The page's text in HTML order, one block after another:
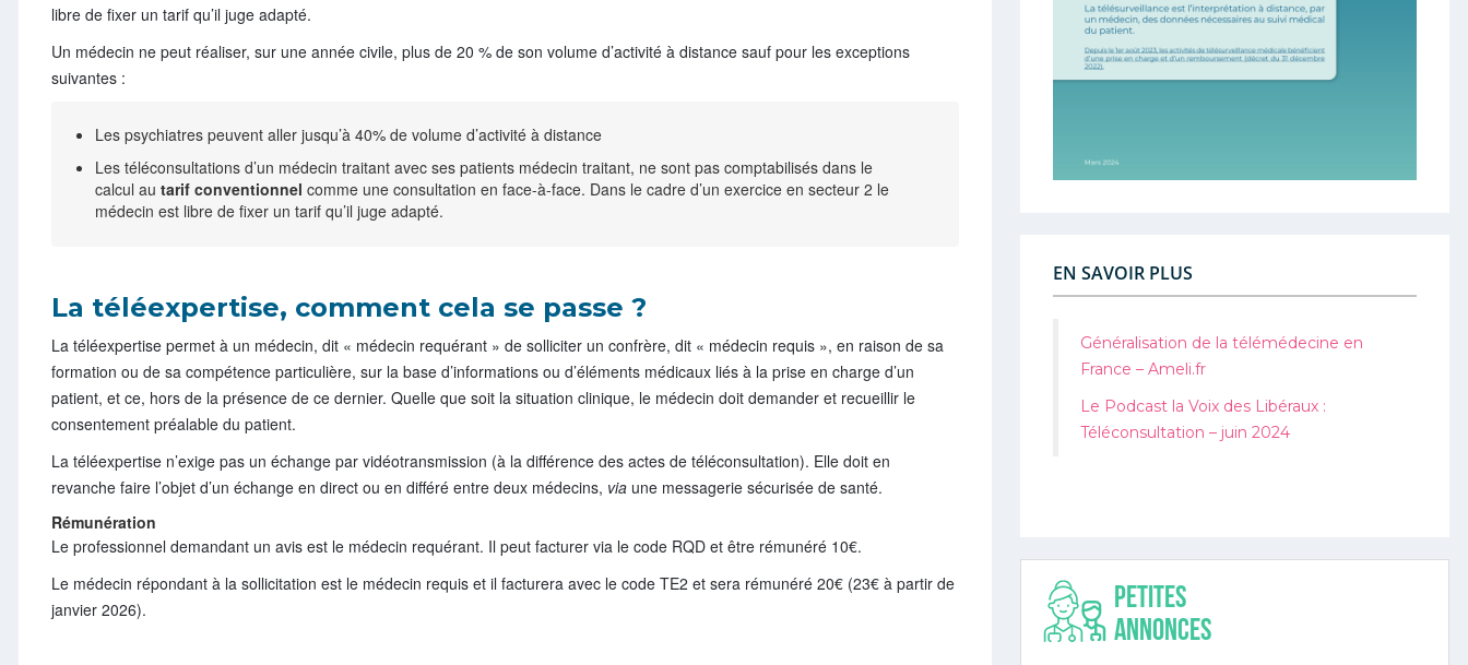
libre de fixer un tarif qu’il juge adapté.
Un médecin ne peut réaliser, sur une année civile, plus de 20 % de son volume d’activité à distance sauf pour les exceptions
suivantes :
Les psychiatres peuvent aller jusqu’à 40% de volume d’activité à distance
Les téléconsultations d’un médecin traitant avec ses patients médecin traitant, ne sont pas comptabilisés dans le
calcul au tarif conventionnel comme une consultation en face-à-face. Dans le cadre d’un exercice en secteur 2 le
médecin est libre de fixer un tarif qu’il juge adapté.
La téléexpertise, comment cela se passe ?
La téléexpertise permet à un médecin, dit « médecin requérant » de solliciter un confrère, dit « médecin requis », en raison de sa
formation ou de sa compétence particulière, sur la base d’informations ou d’éléments médicaux liés à la prise en charge d’un
patient, et ce, hors de la présence de ce dernier. Quelle que soit la situation clinique, le médecin doit demander et recueillir le
consentement préalable du patient.
La téléexpertise n’exige pas un échange par vidéotransmission (à la différence des actes de téléconsultation). Elle doit en
revanche faire l’objet d’un échange en direct ou en différé entre deux médecins, via une messagerie sécurisée de santé.
Rémunération
Le professionnel demandant un avis est le médecin requérant. Il peut facturer via le code RQD et être rémunéré 10€.
Le médecin répondant à la sollicitation est le médecin requis et il facturera avec le code TE2 et sera rémunéré 20€ (23€ à partir de
janvier 2026).
EN SAVOIR PLUS
Généralisation de la télémédecine en
France – Ameli.fr
Le Podcast la Voix des Libéraux :
Téléconsultation – juin 2024
Petites
annonces